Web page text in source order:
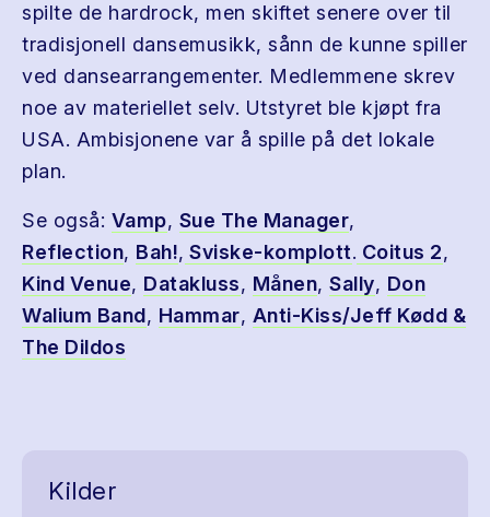
spilte de hardrock, men skiftet senere over til
tradisjonell dansemusikk, sånn de kunne spiller
ved dansearrangementer. Medlemmene skrev
noe av materiellet selv. Utstyret ble kjøpt fra
USA. Ambisjonene var å spille på det lokale
plan.
Se også: Vamp, Sue The Manager,
Reflection, Bah!, Sviske-komplott. Coitus 2,
Kind Venue, Datakluss, Månen, Sally, Don
Walium Band, Hammar, Anti-Kiss/Jeff Kødd &
The Dildos
Kilder